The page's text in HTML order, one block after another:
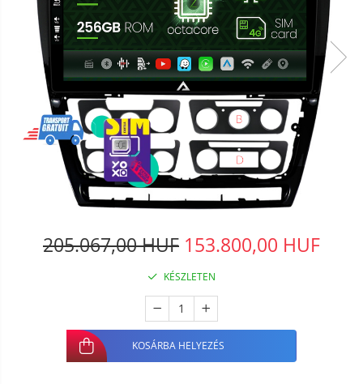
205.067,00 HUF 153.800,00 HUF
KÉSZLETEN
KOSÁRBA HELYEZÉS